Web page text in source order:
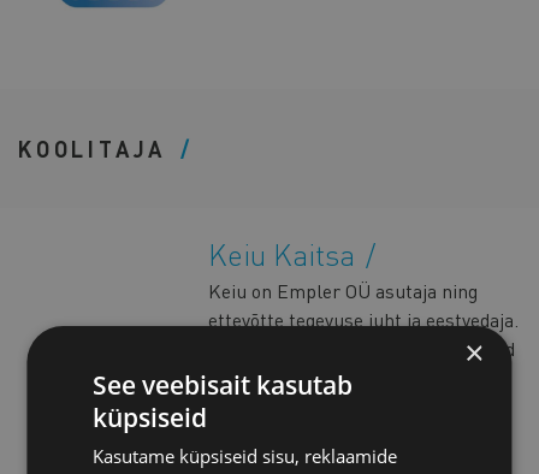
KOOLITAJA
Keiu Kaitsa
Keiu on Empler OÜ asutaja ning
ettevõtte tegevuse juht ja eestvedaja.
Töömaastikul on teda alati paelunud
uute tehnoloogiliste lahenduste
lähenemine nende rakendamisel.
×
See veebisait kasutab
küpsiseid
Kasutame küpsiseid sisu, reklaamide